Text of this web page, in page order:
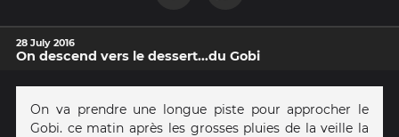
28 July 2016
On descend vers le dessert...du Gobi
On va prendre une longue piste pour approcher le
Gobi. ce matin après les grosses pluies de la veille la